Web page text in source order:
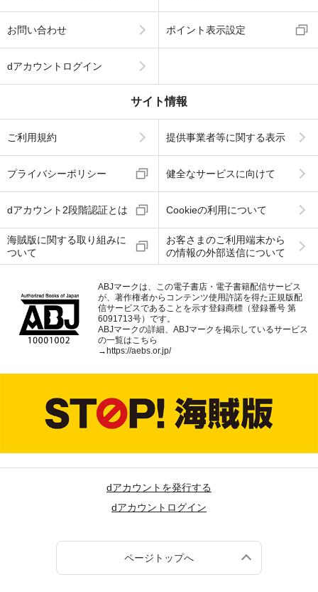
お問い合わせ ポイント表示設定
dアカウントログイン
サイト情報
ご利用規約 提供事業者等に関する表示
プライバシーポリシー 健全なサービスに向けて
dアカウント2段階認証とは Cookieの利用について
海賊版に関する取り組みに
ついて
お客さまのご利用端末から
の情報の外部送信について
ABJマークは、この電子書店・電子書籍配信サービス
が、著作権者からコンテンツ使用許諾を得た正規版配
信サービスであることを示す登録商標（登録番号 第
6091713号）です。
ABJマークの詳細、ABJマークを掲示しているサービス
の一覧はこちら
→https://aebs.or.jp/
dアカウントを発行する
dアカウントログイン
ページトップへ